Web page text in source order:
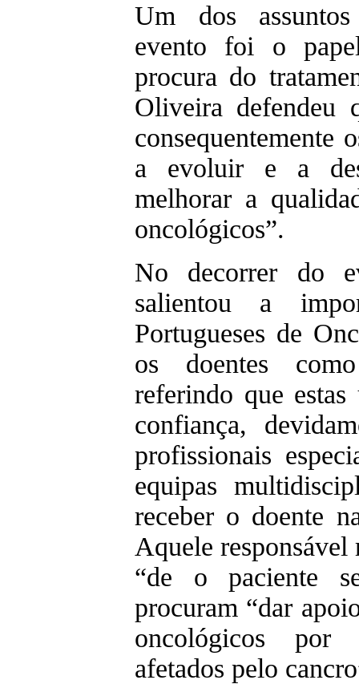
Um dos
evento foi o
procura do
Oliveira defendeu
consequentemente
a evoluir e a
melhorar a
oncológicos”.
No decorrer do
salientou a
Portugueses de
os doentes
referindo que estas
confiança,
profissionais
equipas
receber o doente
Aquele responsável
“de o paciente
procuram “dar
oncológicos por
afetados pelo